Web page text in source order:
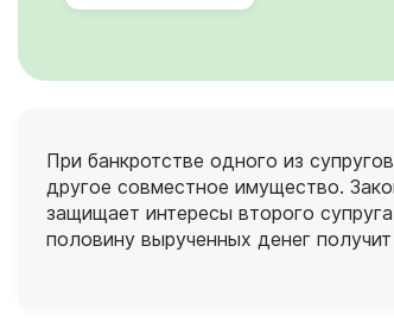
При банкротстве одного из
другое совместное имущество.
защищает интересы второго
половину вырученных денег